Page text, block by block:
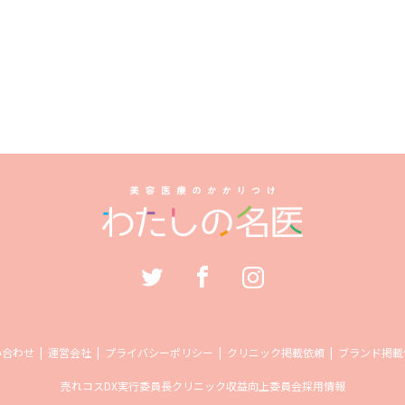
わせ 運営会社 プライバシーポリシー クリニック掲載依頼 ブランド掲
売れコスDX実行委員長クリニック収益向上委員会採用情報